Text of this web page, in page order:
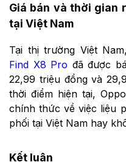
Giá bán và thời gian
tại Việt Nam
Tại thị trường Việt
Find X8 Pro đã được
22,99 triệu đồng và
thời điểm hiện tại,
chính thức về việc liệu
phối tại Việt Nam hay
Kết luận